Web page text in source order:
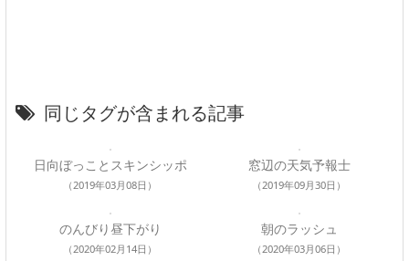
同じタグが含まれる記事
日向ぼっことスキンシッポ
（2019年03月08日）
窓辺の天気予報士
（2019年09月30日）
のんびり昼下がり
（2020年02月14日）
朝のラッシュ
（2020年03月06日）